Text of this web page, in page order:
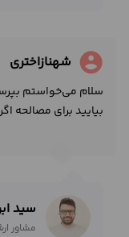
account_circle شهنازاختری
سلام می‌خواستم
بیایید برای مصالحه
سید
مشاور